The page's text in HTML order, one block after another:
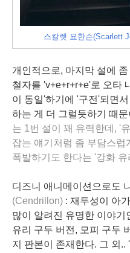
스칼렛 요한슨(Scarlett
개인적으로, 마지막 설에
철자를 'v+e+r+r+e'로 오타
이 동일'하기에 '구전'되면
하는 게 더 그럴듯하기 때문
는 1번 설이 꽤 유력한데, '
잡는 얘기처럼 좀 부담스럽
폭발하기도 한다는 '강화
디즈니 애니메이션으로도
(Cendrillon) : 재투성이 아
많이 알려진 유명한 이야
유리 구두 버전, 모피 구두
지 판본이 존재한다. 그 외..